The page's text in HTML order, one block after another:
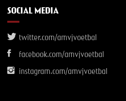
SOCIAL MEDIA
twitter.com/amvjvoetbal
facebook.com/amvjvoetbal
instagram.com/amvjvoetbal